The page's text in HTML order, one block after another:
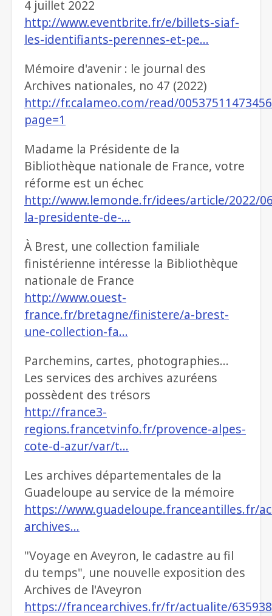
4 juillet 2022
http://www.eventbrite.fr/e/billets-siaf-
les-identifiants-perennes-et-pe…
Mémoire d'avenir : le journal des
Archives nationales, no 47 (2022)
http://fr.calameo.com/read/
page=1
Madame la Présidente de la
Bibliothèque nationale de France, votre
réforme est un échec
http://www.lemonde.fr/idees/article/2022/
la-presidente-de-…
À Brest, une collection familiale
finistérienne intéresse la Bibliothèque
nationale de France
http://www.ouest-
france.fr/bretagne/finistere/a-brest-
une-collection-fa…
Parchemins, cartes, photographies…
Les services des archives azuréens
possèdent des trésors
http://france3-
regions.francetvinfo.fr/provence-alpes-
cote-d-azur/var/t…
Les archives départementales de la
Guadeloupe au service de la mémoire
https://www.guadeloupe.franceantilles.fr/
archives…
"Voyage en Aveyron, le cadastre au fil
du temps", une nouvelle exposition des
Archives de l'Aveyron
https://francearchives.fr/fr/actualite/